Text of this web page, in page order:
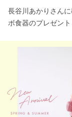
長谷川あかりさんに
ボ食器のプレゼント